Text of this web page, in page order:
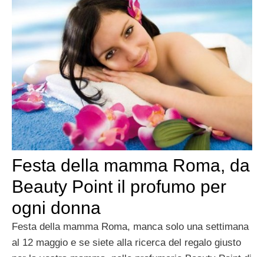
Festa della mamma Roma, da
Beauty Point il profumo per
ogni donna
Festa della mamma Roma, manca solo una settimana
al 12 maggio e se siete alla ricerca del regalo giusto